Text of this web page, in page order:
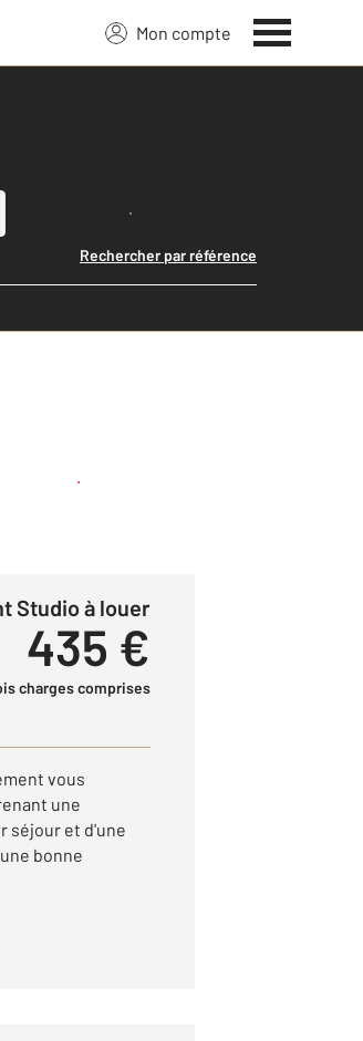
Mon compte
Lancer ma recherche
Rechercher par référence
Créer une alerte
Studio à louer
435 €
charges comprises
vous
une
séjour et d'une
bonne